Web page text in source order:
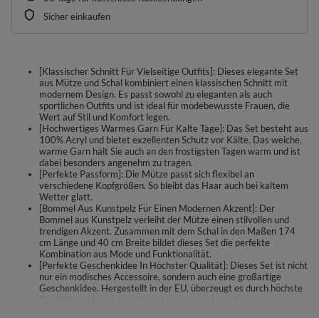
Sicher einkaufen
[Klassischer Schnitt Für Vielseitige Outfits]: Dieses elegante Set
aus Mütze und Schal kombiniert einen klassischen Schnitt mit
modernem Design. Es passt sowohl zu eleganten als auch
sportlichen Outfits und ist ideal für modebewusste Frauen, die
Wert auf Stil und Komfort legen.
[Hochwertiges Warmes Garn Für Kalte Tage]: Das Set besteht aus
100% Acryl und bietet exzellenten Schutz vor Kälte. Das weiche,
warme Garn hält Sie auch an den frostigsten Tagen warm und ist
dabei besonders angenehm zu tragen.
[Perfekte Passform]: Die Mütze passt sich flexibel an
verschiedene Kopfgrößen. So bleibt das Haar auch bei kaltem
Wetter glatt.
[Bommel Aus Kunstpelz Für Einen Modernen Akzent]: Der
Bommel aus Kunstpelz verleiht der Mütze einen stilvollen und
trendigen Akzent. Zusammen mit dem Schal in den Maßen 174
cm Länge und 40 cm Breite bildet dieses Set die perfekte
Kombination aus Mode und Funktionalität.
[Perfekte Geschenkidee In Höchster Qualität]: Dieses Set ist nicht
nur ein modisches Accessoire, sondern auch eine großartige
Geschenkidee. Hergestellt in der EU, überzeugt es durch höchste
Qualität und Langlebigkeit und eignet sich ideal für besondere